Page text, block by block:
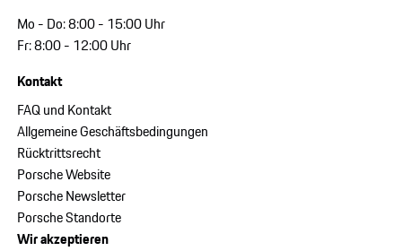
Mo - Do: 8:00 - 15:00 Uhr
Fr: 8:00 - 12:00 Uhr
Kontakt
FAQ und Kontakt
Allgemeine Geschäftsbedingungen
Rücktrittsrecht
Porsche Website
Porsche Newsletter
Porsche Standorte
Wir akzeptieren